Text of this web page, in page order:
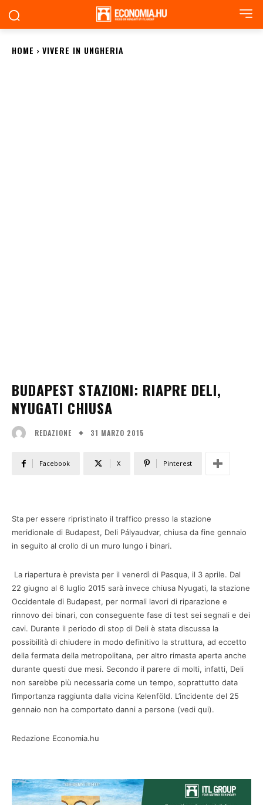
HOME VIVERE IN UNGHERIA
BUDAPEST STAZIONI: RIAPRE DELI,
NYUGATI CHIUSA
REDAZIONE 31 MARZO 2015
Facebook X Pinterest
Sta per essere ripristinato il traffico presso la stazione
meridionale di Budapest, Deli Pályaudvar, chiusa da fine gennaio
in seguito al crollo di un muro lungo i binari.
La riapertura è prevista per il venerdì di Pasqua, il 3 aprile. Dal
22 giugno al 6 luglio 2015 sarà invece chiusa Nyugati, la stazione
Occidentale di Budapest, per normali lavori di riparazione e
rinnovo dei binari, con conseguente fase di test sei segnali e dei
cavi. Durante il periodo di stop di Deli è stata discussa la
possibilità di chiudere in modo definitivo la struttura, ad eccetto
della fermata della metropolitana, per altro rimasta aperta anche
durante questi due mesi. Secondo il parere di molti, infatti, Deli
non sarebbe più necessaria come un tempo, soprattutto data
l’importanza raggiunta dalla vicina Kelenföld. L’incidente del 25
gennaio non ha comportato danni a persone (vedi qui).
Redazione Economia.hu